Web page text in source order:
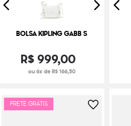
BOLSA KIPLING GABB S
R$999,00
ou 6x de R$ 166,50
FRETE GRÁTIS